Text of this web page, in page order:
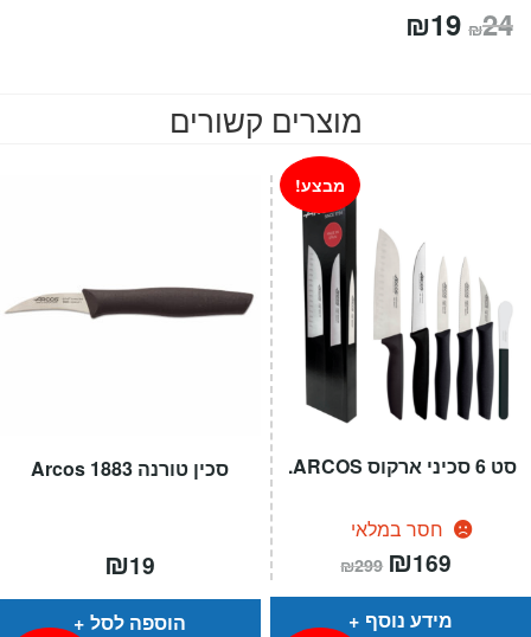
₪24 המחיר
₪19
הוא:מוצרים קשורים
סכין טורנה 1883 Arcos
₪19
הוספה לסל
סט 6 סכיני ארקוס ARCOS.
חסר במלאי
מבצע!
₪299 המחיר
המקורי
היה:
₪299.
₪169
הוא:
מידע נוסף